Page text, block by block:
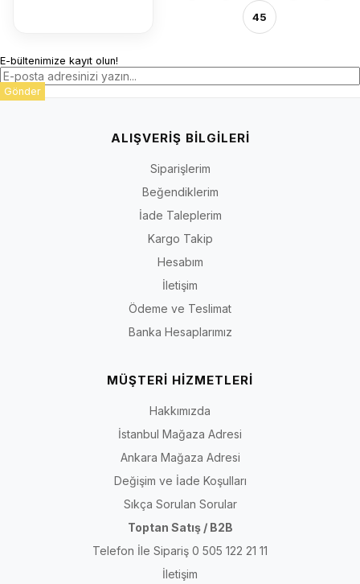
45
E-bültenimize kayıt olun!
Gönder
ALIŞVERİŞ BİLGİLERİ
Siparişlerim
Beğendiklerim
İade Taleplerim
Kargo Takip
Hesabım
İletişim
Ödeme ve Teslimat
Banka Hesaplarımız
MÜŞTERİ HİZMETLERİ
Hakkımızda
İstanbul Mağaza Adresi
Ankara Mağaza Adresi
Değişim ve İade Koşulları
Sıkça Sorulan Sorular
Toptan Satış / B2B
Telefon İle Sipariş 0 505 122 21 11
İletişim